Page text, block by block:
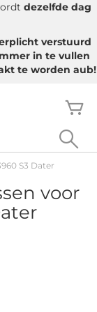
dezelfde dag
verstuurd
in te vullen
te worden aub!
S3 Dater
voor